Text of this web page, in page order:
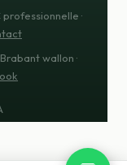
professionnelle ·
wallon ·